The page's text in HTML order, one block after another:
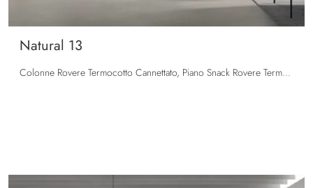
Natural 13
Colonne Rovere Termocotto Cannettato, Piano Snack Rovere Termocotto, Basi isole e boiserie Linea Laccato Timo Lucido, top Neolith® Black Obsession ...